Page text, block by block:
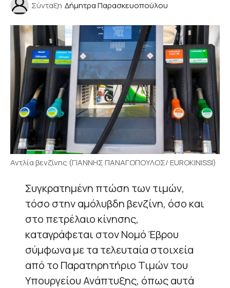
Σύνταξη Δήμητρα Παρασκευοπούλου
Αντλία βενζίνης (ΓΙΑΝΝΗΣ ΠΑΝΑΓΟΠΟΥΛΟΣ/ EUROKINISSI)
Συγκρατημένη πτώση των τιμών,
τόσο στην αμόλυβδη βενζίνη, όσο και
στο πετρέλαιο κίνησης,
καταγράφεται στον Νομό Έβρου
σύμφωνα με τα τελευταία στοιχεία
από το Παρατηρητήριο Τιμών του
Υπουργείου Ανάπτυξης, όπως αυτά